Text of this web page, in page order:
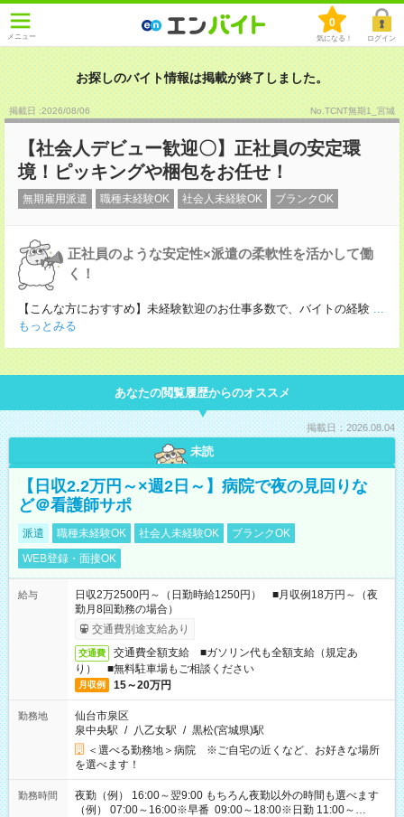
メニュー
0
気になる！ ログイン
お探しのバイト情報は掲載が終了しました。
掲載日 :2026/08/06 No.TCNT無期1_宮城
【社会人デビュー歓迎〇】正社員の安定環
境！ピッキングや梱包をお任せ！
無期雇用派遣 職種未経験OK 社会人未経験OK ブランクOK
正社員のような安定性×派遣の柔軟性を活かして働
く！
【こんな方におすすめ】未経験歓迎のお仕事多数で、バイトの経験 ...
もっとみる
あなたの閲覧履歴からのオススメ
掲載日：2026.08.04
未読
【日収2.2万円～×週2日～】病院で夜の見回りな
ど＠看護師サポ
派遣 職種未経験OK 社会人未経験OK
ブランクOK
WEB登録・面接OK
給与
日収2万2500円～（日勤時給1250円） ■月収例18万円～（夜
勤月8回勤務の場合）
交通費別途支給あり
交通費
交通費全額支給 ■ガソリン代も全額支給（規定あ
り） ■無料駐車場もご相談ください
月収例 15～20万円
勤務地
仙台市泉区
泉中央駅 / 八乙女駅 / 黒松(宮城県)駅
＜選べる勤務地＞病院 ※ご自宅の近くなど、お好きな場所
を選べます！
勤務時間
夜勤（例） 16:00～翌9:00 もちろん夜勤以外の時間も選べます
（例） 07:00～16:00※早番 09:00～18:00※日勤 11:00～